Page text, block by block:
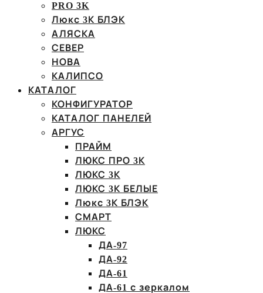
PRO 3K
Люкс 3К БЛЭК
АЛЯСКА
СЕВЕР
НОВА
КАЛИПСО
КАТАЛОГ
КОНФИГУРАТОР
КАТАЛОГ ПАНЕЛЕЙ
АРГУС
ПРАЙМ
ЛЮКС ПРО 3К
ЛЮКС 3К
ЛЮКС 3К БЕЛЫЕ
Люкс 3К БЛЭК
СМАРТ
ЛЮКС
ДА-97
ДА-92
ДА-61
ДА-61 с зеркалом